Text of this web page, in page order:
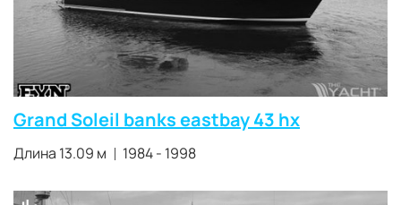
Grand Soleil banks eastbay 43 hx
Длина 13.09 м 1984 - 1998